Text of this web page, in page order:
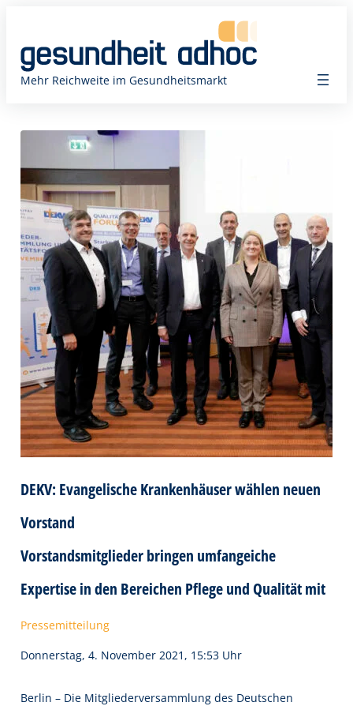
springen
Mehr Reichweite im Gesundheitsmarkt
DEKV: Evangelische Krankenhäuser wählen neuen
Vorstand
Vorstandsmitglieder bringen umfangeiche
Expertise in den Bereichen Pflege und Qualität mit
Pressemitteilung
Donnerstag, 4. November 2021, 15:53 Uhr
Berlin – Die Mitgliederversammlung des Deutschen